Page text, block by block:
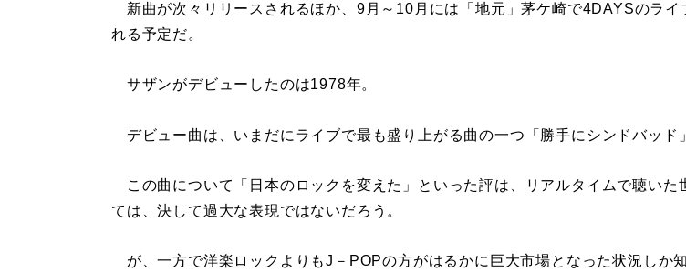
新曲が次々リリースされるほか、9月～10月には「地元」茅ケ崎で4DAYSのライ
れる予定だ。
サザンがデビューしたのは1978年。
デビュー曲は、いまだにライブで最も盛り上がる曲の一つ「勝手にシンドバッド
この曲について「日本のロックを変えた」といった評は、リアルタイムで聴いた
ては、決して過大な表現ではないだろう。
が、一方で洋楽ロックよりもJ－POPの方がはるかに巨大市場となった状況しか